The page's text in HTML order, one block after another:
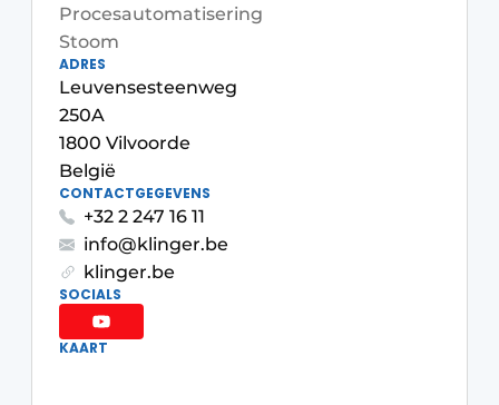
Privacy / Cookie statement
Vacature aanmelden
Vacatures
Video’s
Procesautomatisering
Stoom
ADRES
Leuvensesteenweg
250A
1800 Vilvoorde
België
CONTACTGEGEVENS
+32 2 247 16 11
info@klinger.be
klinger.be
SOCIALS
KAART